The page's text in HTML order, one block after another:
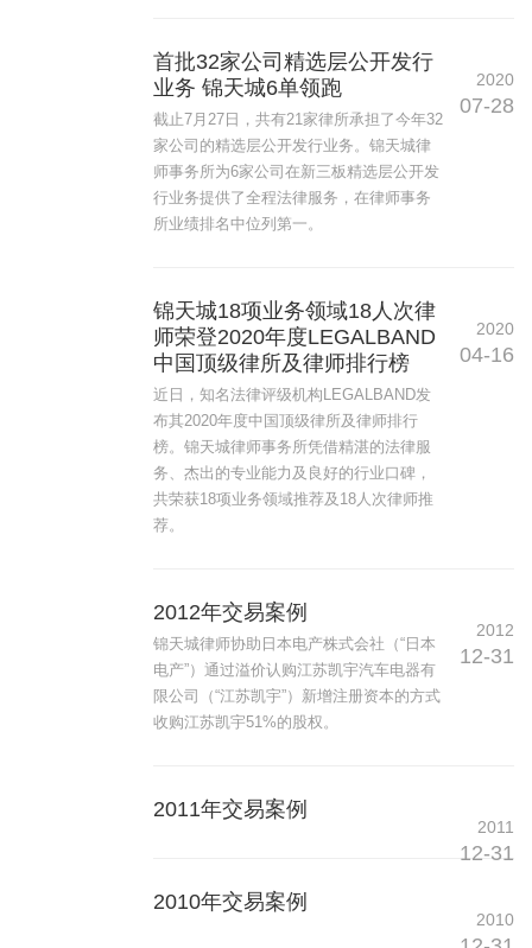
首批32家公司精选层公开发行
业务 锦天城6单领跑
截止7月27日，共有21家律所承担了今年32
家公司的精选层公开发行业务。锦天城律
师事务所为6家公司在新三板精选层公开发
行业务提供了全程法律服务，在律师事务
所业绩排名中位列第一。
2020
07-28
锦天城18项业务领域18人次律
师荣登2020年度LEGALBAND
中国顶级律所及律师排行榜
近日，知名法律评级机构LEGALBAND发
布其2020年度中国顶级律所及律师排行
榜。锦天城律师事务所凭借精湛的法律服
务、杰出的专业能力及良好的行业口碑，
共荣获18项业务领域推荐及18人次律师推
荐。
2020
04-16
2012年交易案例
锦天城律师协助日本电产株式会社（“日本
电产”）通过溢价认购江苏凯宇汽车电器有
限公司（“江苏凯宇”）新增注册资本的方式
收购江苏凯宇51%的股权。
2012
12-31
2011年交易案例
2011
12-31
2010年交易案例
2010